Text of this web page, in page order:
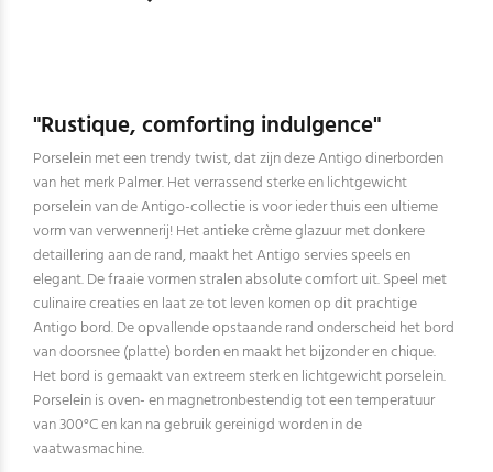
"Rustique, comforting indulgence"
Porselein met een trendy twist, dat zijn deze Antigo dinerborden
van het merk Palmer. Het verrassend sterke en lichtgewicht
porselein van de Antigo-collectie is voor ieder thuis een ultieme
vorm van verwennerij! Het antieke crème glazuur met donkere
detaillering aan de rand, maakt het Antigo servies speels en
elegant. De fraaie vormen stralen absolute comfort uit. Speel met
culinaire creaties en laat ze tot leven komen op dit prachtige
Antigo bord. De opvallende opstaande rand onderscheid het bord
van doorsnee (platte) borden en maakt het bijzonder en chique.
Het bord is gemaakt van extreem sterk en lichtgewicht porselein.
Porselein is oven- en magnetronbestendig tot een temperatuur
van 300°C en kan na gebruik gereinigd worden in de
vaatwasmachine.